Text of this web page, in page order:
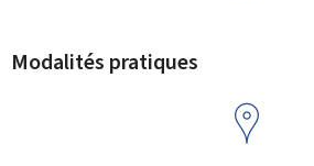
Modalités pratiques